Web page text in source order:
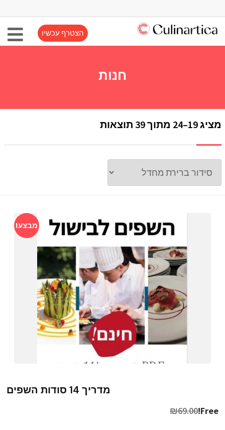
הצטרף עכשיו
חנות
מציג 19–24 מתוך 39 תוצאות
מבצע!
מדריך 14 סודות השפים
Free!
₪69.00